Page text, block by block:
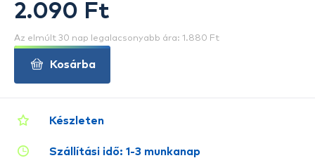
Készleten
Szállítási idő: 1-3 munkanap
2.090 Ft
Az elmúlt 30 nap legalacsonyabb ára: 1.880 Ft
Kosárba